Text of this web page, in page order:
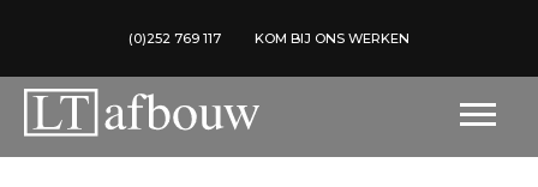
(0)252 769 117 KOM BIJ ONS WERKEN